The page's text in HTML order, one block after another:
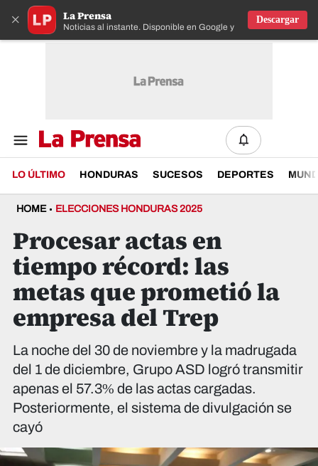
× La Prensa
Noticias al instante. Disponible en Google y IOS
Descargar
LO ÚLTIMO HONDURAS SUCESOS DEPORTES
HOME ELECCIONES HONDURAS 2025
Procesar actas en
tiempo récord: las
metas que prometió la
empresa del Trep
La noche del 30 de noviembre y la madrugada
del 1 de diciembre, Grupo ASD logró transmitir
apenas el 57.3% de las actas cargadas.
Posteriormente, el sistema de divulgación se
cayó